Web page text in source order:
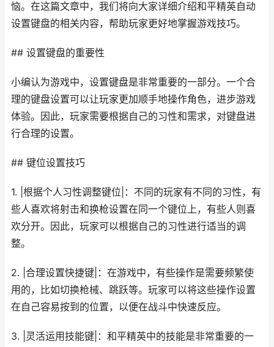
恼。在这篇文章中，我们将向大家详细介绍和平精英自动
设置键盘的相关内容，帮助玩家更好地掌握游戏技巧。
## 设置键盘的重要性
小编认为游戏中，设置键盘是非常重要的一部分。一个合
理的键盘设置可以让玩家更加顺手地操作角色，进步游戏
体验。因此，玩家需要根据自己的习性和需求，对键盘进
行合理的设置。
## 键位设置技巧
1. |根据个人习性调整键位|：不同的玩家有不同的习性，有
些人喜欢将射击和换枪设置在同一个键位上，有些人则喜
欢分开。因此，玩家可以根据自己的习性进行适当的调
整。
2. |合理设置快捷键|：在游戏中，有些操作是需要频繁使
用的，比如切换枪械、跳跃等。玩家可以将这些操作设置
在自己容易按到的位置，以便在战斗中快速反应。
3. |灵活运用技能键|：和平精英中的技能是非常重要的一